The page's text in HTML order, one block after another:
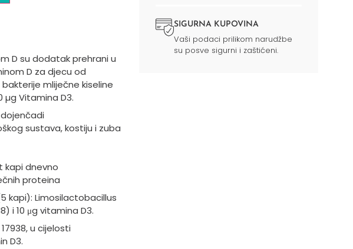
D su dodatak prehrani u
D za djecu od
mliječne kiseline
µg Vitamina D3.
sustava, kostiju i zuba
kapi dnevno
proteina
kapi): Limosilactobacillus
i 10 μg vitamina D3.
u cijelosti
D3.
SIGURNA KUPOVINA
Vaši podaci prilikom narudžbe
su posve sigurni i zaštićeni.